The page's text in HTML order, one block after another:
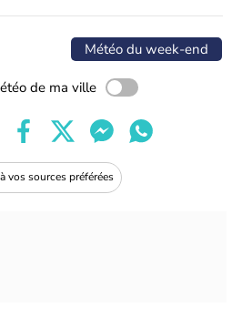
Météo du week-end
de ma ville
vos sources préférées